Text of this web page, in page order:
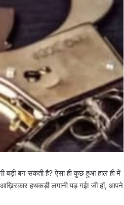
बड़ी बन सकती है? ऐसा ही कुछ हुआ हाल ही में
आख़िरकार हथकड़ी लगानी पड़ गई! जी हाँ, आपने